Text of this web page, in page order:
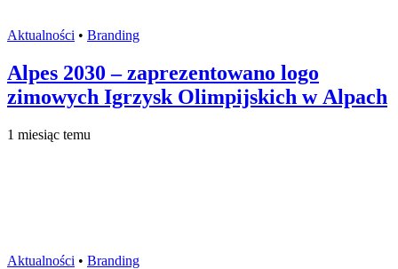
Aktualności • Branding
Alpes 2030 – zaprezentowano logo
zimowych Igrzysk Olimpijskich w Alpach
1 miesiąc temu
Aktualności • Branding